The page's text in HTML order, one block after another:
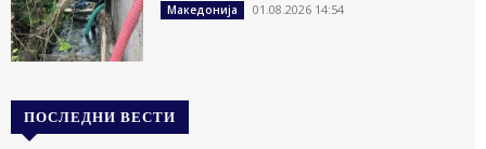
Македонија 01.08.2026 14:54
ПОСЛЕДНИ ВЕСТИ